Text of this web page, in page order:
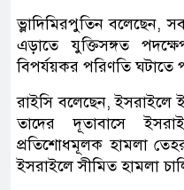
ভ্লাদিমিরপুতিন বলেছেন,
এড়াতে যুক্তিসঙ্গত
বিপর্যয়কর পরিণতি ঘটাতে
রাইসি বলেছেন, ইসরাইলে
তাদের দূতাবাসে
প্রতিশোধমূলক হামলা
ইসরাইলে সীমিত হামলা